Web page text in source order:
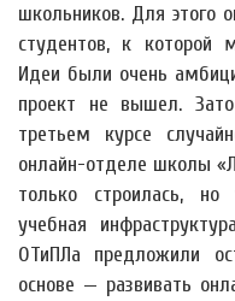
школьников. Для этого
студентов, к которой
Идеи были очень
проект не вышел.
третьем курсе
онлайн-отделе школы
только строилась, но
учебная
ОТиПЛа предложили
основе — развивать